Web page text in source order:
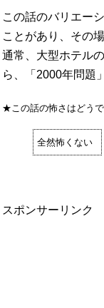
この話のバリエー
ことがあり、その
通常、大型ホテル
ら、「2000年問題
★この話の怖さはどうで
全然怖くない
スポンサーリンク